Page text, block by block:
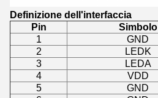
Definizione dell'interfaccia
Pin
Simbolo
1
GND
2
LEDK
3
LEDA
4
VDD
5
GND